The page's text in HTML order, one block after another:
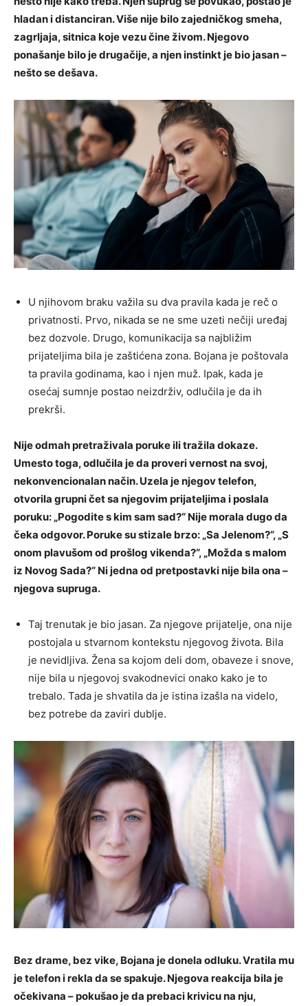
hladan i distanciran. Više nije bilo zajedničkog smeha,
zagrljaja, sitnica koje vezu čine živom. Njegovo
ponašanje bilo je drugačije, a njen instinkt je bio jasan –
nešto se dešava.
U njihovom braku važila su dva pravila kada je reč o
privatnosti. Prvo, nikada se ne sme uzeti nečiji uređaj
bez dozvole. Drugo, komunikacija sa najbližim
prijateljima bila je zaštićena zona. Bojana je poštovala
ta pravila godinama, kao i njen muž. Ipak, kada je
osećaj sumnje postao neizdrživ, odlučila je da ih
prekrši.
Nije odmah pretraživala poruke ili tražila dokaze.
Umesto toga, odlučila je da proveri vernost na svoj,
nekonvencionalan način. Uzela je njegov telefon,
otvorila grupni čet sa njegovim prijateljima i poslala
poruku: „Pogodite s kim sam sad?“ Nije morala dugo da
čeka odgovor. Poruke su stizale brzo: „Sa Jelenom?“, „S
onom plavušom od prošlog vikenda?“, „Možda s malom
iz Novog Sada?“ Ni jedna od pretpostavki nije bila ona –
njegova supruga.
Taj trenutak je bio jasan. Za njegove prijatelje, ona nije
postojala u stvarnom kontekstu njegovog života. Bila
je nevidljiva. Žena sa kojom deli dom, obaveze i snove,
nije bila u njegovoj svakodnevici onako kako je to
trebalo. Tada je shvatila da je istina izašla na videlo,
bez potrebe da zaviri dublje.
Bez drame, bez vike, Bojana je donela odluku. Vratila mu
je telefon i rekla da se spakuje. Njegova reakcija bila je
očekivana – pokušao je da prebaci krivicu na nju,